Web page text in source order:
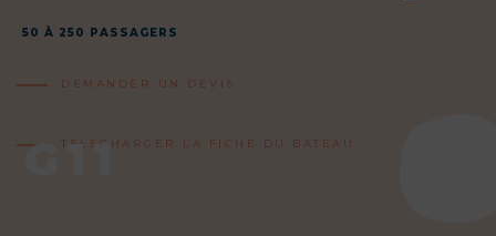
JOURNAL DE BORD
G11
50 À 250 PASSAGERS
DEMANDER UN DEVIS
TÉLÉCHARGER LA FICHE DU BATEAU